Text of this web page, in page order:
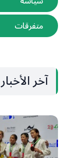
متفرقات
آخر الأخبار